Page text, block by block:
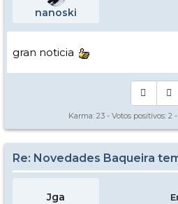
nanoski
gran noticia
Karma: 23 - Votos positivos: 2
Re: Novedades Baqueira
Jga